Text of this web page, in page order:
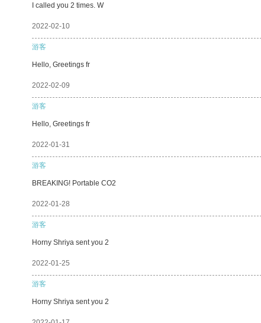
I called you 2 times. W
2022-02-10
游客
Hello, Greetings fr
2022-02-09
游客
Hello, Greetings fr
2022-01-31
游客
BREAKING! Portable CO2
2022-01-28
游客
Horny Shriya sent you 2
2022-01-25
游客
Horny Shriya sent you 2